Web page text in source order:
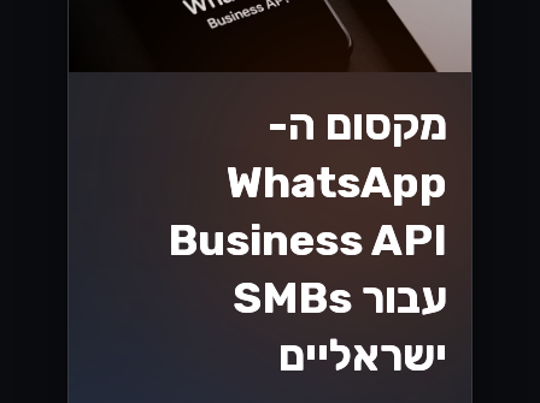
מקסום ה-
WhatsApp
Business API
עבור SMBs
ישראליים